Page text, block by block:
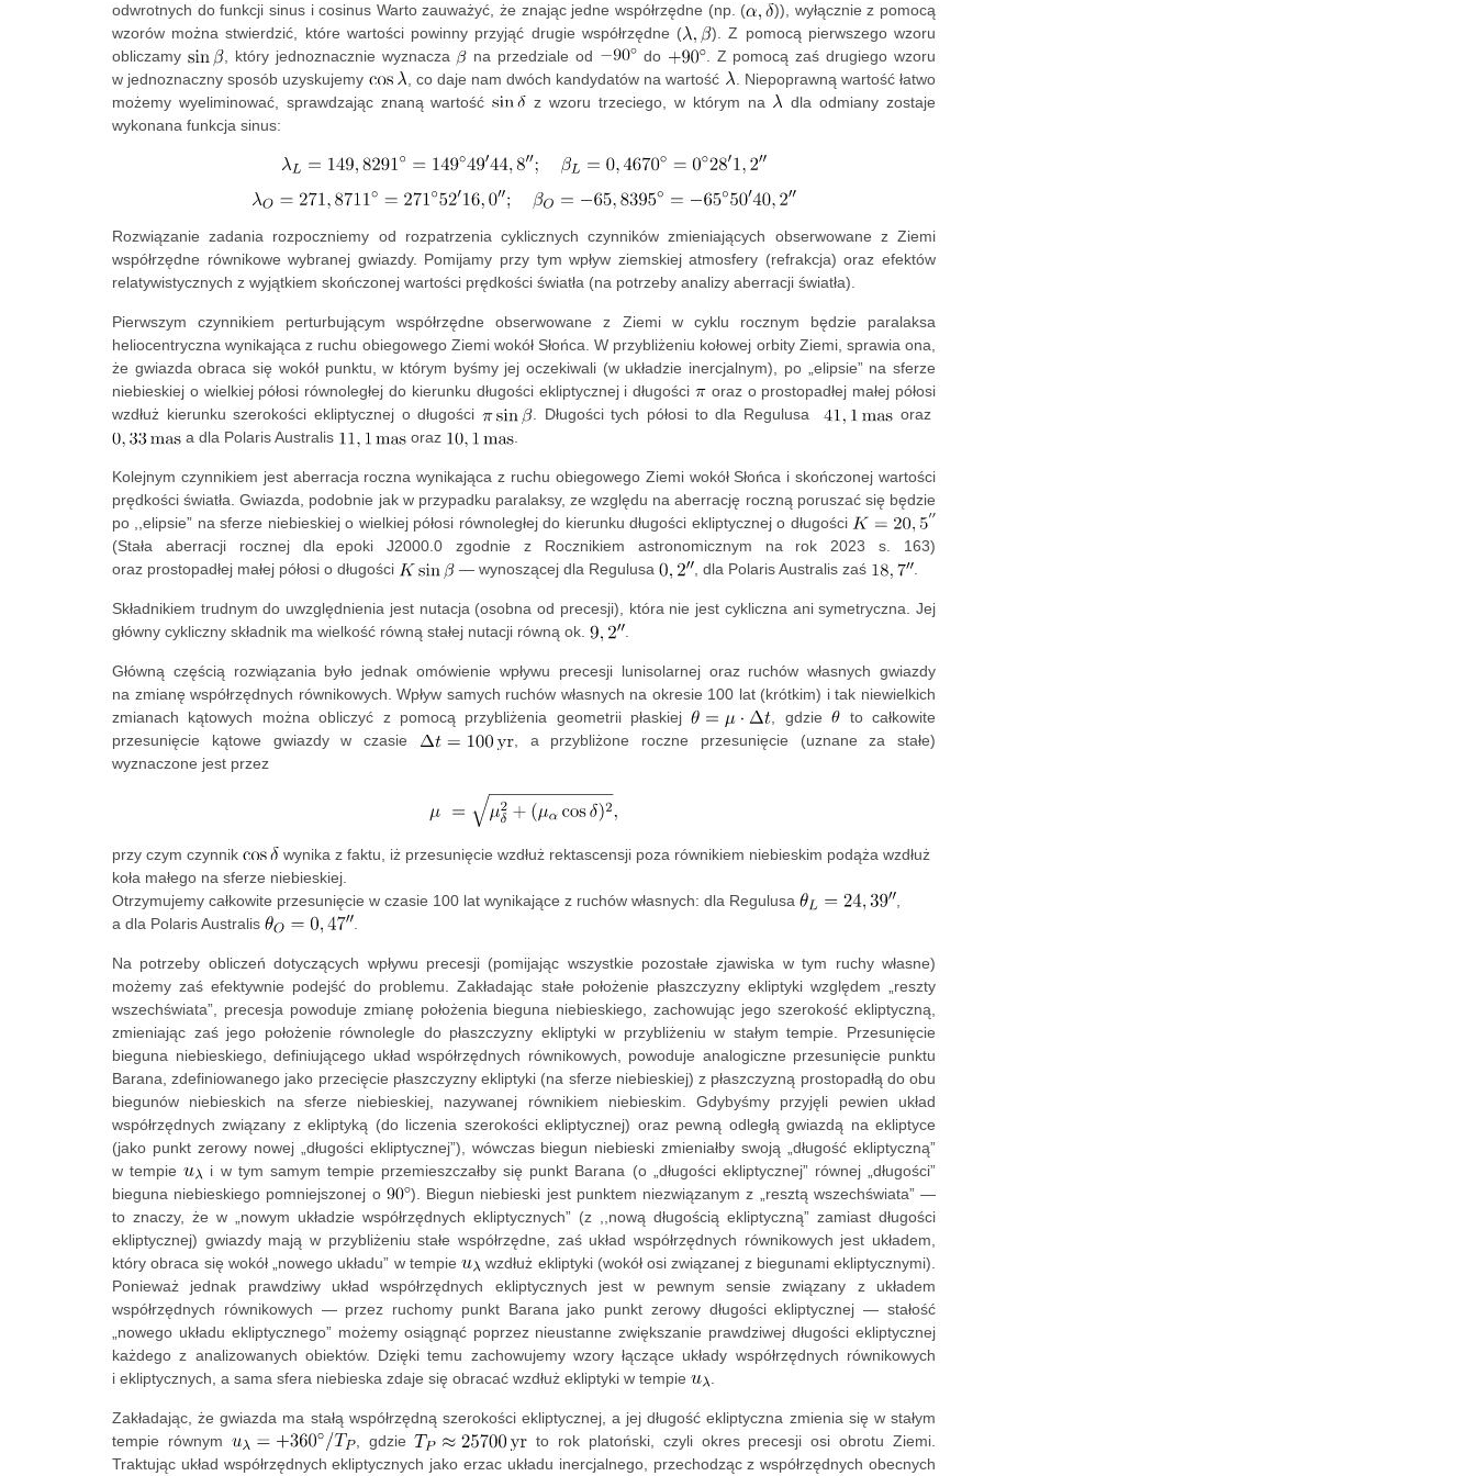
odwrotnych do funkcji sinus i cosinus Warto zauważyć, że znając jedne współrzędne (np. (
)), wyłącznie z pomocą
wzorów można stwierdzić, które wartości powinny przyjąć drugie współrzędne (
). Z pomocą pierwszego wzoru
obliczamy
, który jednoznacznie wyznacza na przedziale od do
. Z pomocą zaś drugiego wzoru
w jednoznaczny sposób uzyskujemy
, co daje nam dwóch kandydatów na wartość
. Niepoprawną wartość łatwo
możemy wyeliminować, sprawdzając znaną wartość
z wzoru trzeciego, w którym na
dla odmiany zostaje
wykonana funkcja sinus:
Rozwiązanie zadania rozpoczniemy od rozpatrzenia cyklicznych czynników zmieniających obserwowane z Ziemi
współrzędne równikowe wybranej gwiazdy. Pomijamy przy tym wpływ ziemskiej atmosfery (refrakcja) oraz efektów
relatywistycznych z wyjątkiem skończonej wartości prędkości światła (na potrzeby analizy aberracji światła).
Pierwszym czynnikiem perturbującym współrzędne obserwowane z Ziemi w cyklu rocznym będzie paralaksa
heliocentryczna wynikająca z ruchu obiegowego Ziemi wokół Słońca. W przybliżeniu kołowej orbity Ziemi, sprawia ona,
że gwiazda obraca się wokół punktu, w którym byśmy jej oczekiwali (w układzie inercjalnym), po „elipsie” na sferze
niebieskiej o wielkiej półosi równoległej do kierunku długości ekliptycznej i długości
oraz o prostopadłej małej półosi
wzdłuż kierunku szerokości ekliptycznej o długości
. Długości tych półosi to dla Regulusa
oraz
a dla Polaris Australis
oraz .
Kolejnym czynnikiem jest aberracja roczna wynikająca z ruchu obiegowego Ziemi wokół Słońca i skończonej wartości
prędkości światła. Gwiazda, podobnie jak w przypadku paralaksy, ze względu na aberrację roczną poruszać się będzie
po ,,elipsie” na sferze niebieskiej o wielkiej półosi równoległej do kierunku długości ekliptycznej o długości
(Stała aberracji rocznej dla epoki J2000.0 zgodnie z Rocznikiem astronomicznym na rok 2023 s. 163)
oraz prostopadłej małej półosi o długości
— wynoszącej dla Regulusa , dla Polaris Australis zaś .
Składnikiem trudnym do uwzględnienia jest nutacja (osobna od precesji), która nie jest cykliczna ani symetryczna. Jej
główny cykliczny składnik ma wielkość równą stałej nutacji równą ok.
.
Główną częścią rozwiązania było jednak omówienie wpływu precesji lunisolarnej oraz ruchów własnych gwiazdy
na zmianę współrzędnych równikowych. Wpływ samych ruchów własnych na okresie 100 lat (krótkim) i tak niewielkich
zmianach kątowych można obliczyć z pomocą przybliżenia geometrii płaskiej
, gdzie
to całkowite
przesunięcie kątowe gwiazdy w czasie
, a przybliżone roczne przesunięcie (uznane za stałe)
wyznaczone jest przez
przy czym czynnik
wynika z faktu, iż przesunięcie wzdłuż rektascensji poza równikiem niebieskim podąża wzdłuż
koła małego na sferze niebieskiej.
Otrzymujemy całkowite przesunięcie w czasie 100 lat wynikające z ruchów własnych: dla Regulusa
a dla Polaris Australis
Na potrzeby obliczeń dotyczących wpływu precesji (pomijając wszystkie pozostałe zjawiska w tym ruchy własne)
możemy zaś efektywnie podejść do problemu. Zakładając stałe położenie płaszczyzny ekliptyki względem „reszty
wszechświata”, precesja powoduje zmianę położenia bieguna niebieskiego, zachowując jego szerokość ekliptyczną,
zmieniając zaś jego położenie równolegle do płaszczyzny ekliptyki w przybliżeniu w stałym tempie. Przesunięcie
bieguna niebieskiego, definiującego układ współrzędnych równikowych, powoduje analogiczne przesunięcie punktu
Barana, zdefiniowanego jako przecięcie płaszczyzny ekliptyki (na sferze niebieskiej) z płaszczyzną prostopadłą do obu
biegunów niebieskich na sferze niebieskiej, nazywanej równikiem niebieskim. Gdybyśmy przyjęli pewien układ
współrzędnych związany z ekliptyką (do liczenia szerokości ekliptycznej) oraz pewną odległą gwiazdą na ekliptyce
(jako punkt zerowy nowej „długości ekliptycznej”), wówczas biegun niebieski zmieniałby swoją „długość ekliptyczną”
w tempie
i w tym samym tempie przemieszczałby się punkt Barana (o „długości ekliptycznej” równej „długości”
bieguna niebieskiego pomniejszonej o
). Biegun niebieski jest punktem niezwiązanym z „resztą wszechświata” —
to znaczy, że w „nowym układzie współrzędnych ekliptycznych” (z ,,nową długością ekliptyczną” zamiast długości
ekliptycznej) gwiazdy mają w przybliżeniu stałe współrzędne, zaś układ współrzędnych równikowych jest układem,
który obraca się wokół „nowego układu” w tempie
wzdłuż ekliptyki (wokół osi związanej z biegunami ekliptycznymi).
Ponieważ jednak prawdziwy układ współrzędnych ekliptycznych jest w pewnym sensie związany z układem
współrzędnych równikowych — przez ruchomy punkt Barana jako punkt zerowy długości ekliptycznej — stałość
„nowego układu ekliptycznego” możemy osiągnąć poprzez nieustanne zwiększanie prawdziwej długości ekliptycznej
każdego z analizowanych obiektów. Dzięki temu zachowujemy wzory łączące układy współrzędnych równikowych
i ekliptycznych, a sama sfera niebieska zdaje się obracać wzdłuż ekliptyki w tempie
Zakładając, że gwiazda ma stałą współrzędną szerokości ekliptycznej, a jej długość ekliptyczna zmienia się w stałym
tempie równym
, gdzie
to rok platoński, czyli okres precesji osi obrotu Ziemi.
Traktując układ współrzędnych ekliptycznych jako erzac układu inercjalnego, przechodząc z współrzędnych obecnych